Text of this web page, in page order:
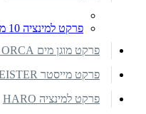
פרקט למינציה 10 מ"מ אלטיטיוד פלוס
פרקט מוגן מים Organic ORCA
פרקט מייסטר MEISTER
פרקט למינציה HARO